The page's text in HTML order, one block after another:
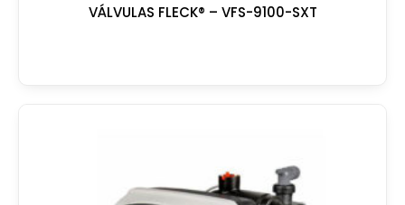
VÁLVULAS FLECK® – VFS-9100-SXT